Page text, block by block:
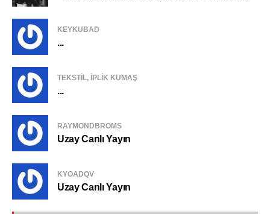
KEYKUBAD
...
TEKSTIL, IPLIK KUMAŞ
...
RAYMONDBROMS
Uzay Canlı Yayın
KYOADQV
Uzay Canlı Yayın